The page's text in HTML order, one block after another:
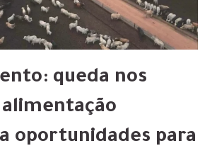
queda nos
oportunidades para